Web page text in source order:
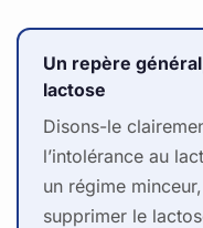
Un repère
lactose
Disons-le
l’intolérance au
un régime
supprimer le